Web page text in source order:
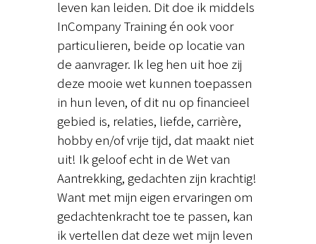
leven kan leiden. Dit doe ik middels
InCompany Training én ook voor
particulieren, beide op locatie van
de aanvrager. Ik leg hen uit hoe zij
deze mooie wet kunnen toepassen
in hun leven, of dit nu op financieel
gebied is, relaties, liefde, carrière,
hobby en/of vrije tijd, dat maakt niet
uit! Ik geloof echt in de Wet van
Aantrekking, gedachten zijn krachtig!
Want met mijn eigen ervaringen om
gedachtenkracht toe te passen, kan
ik vertellen dat deze wet mijn leven